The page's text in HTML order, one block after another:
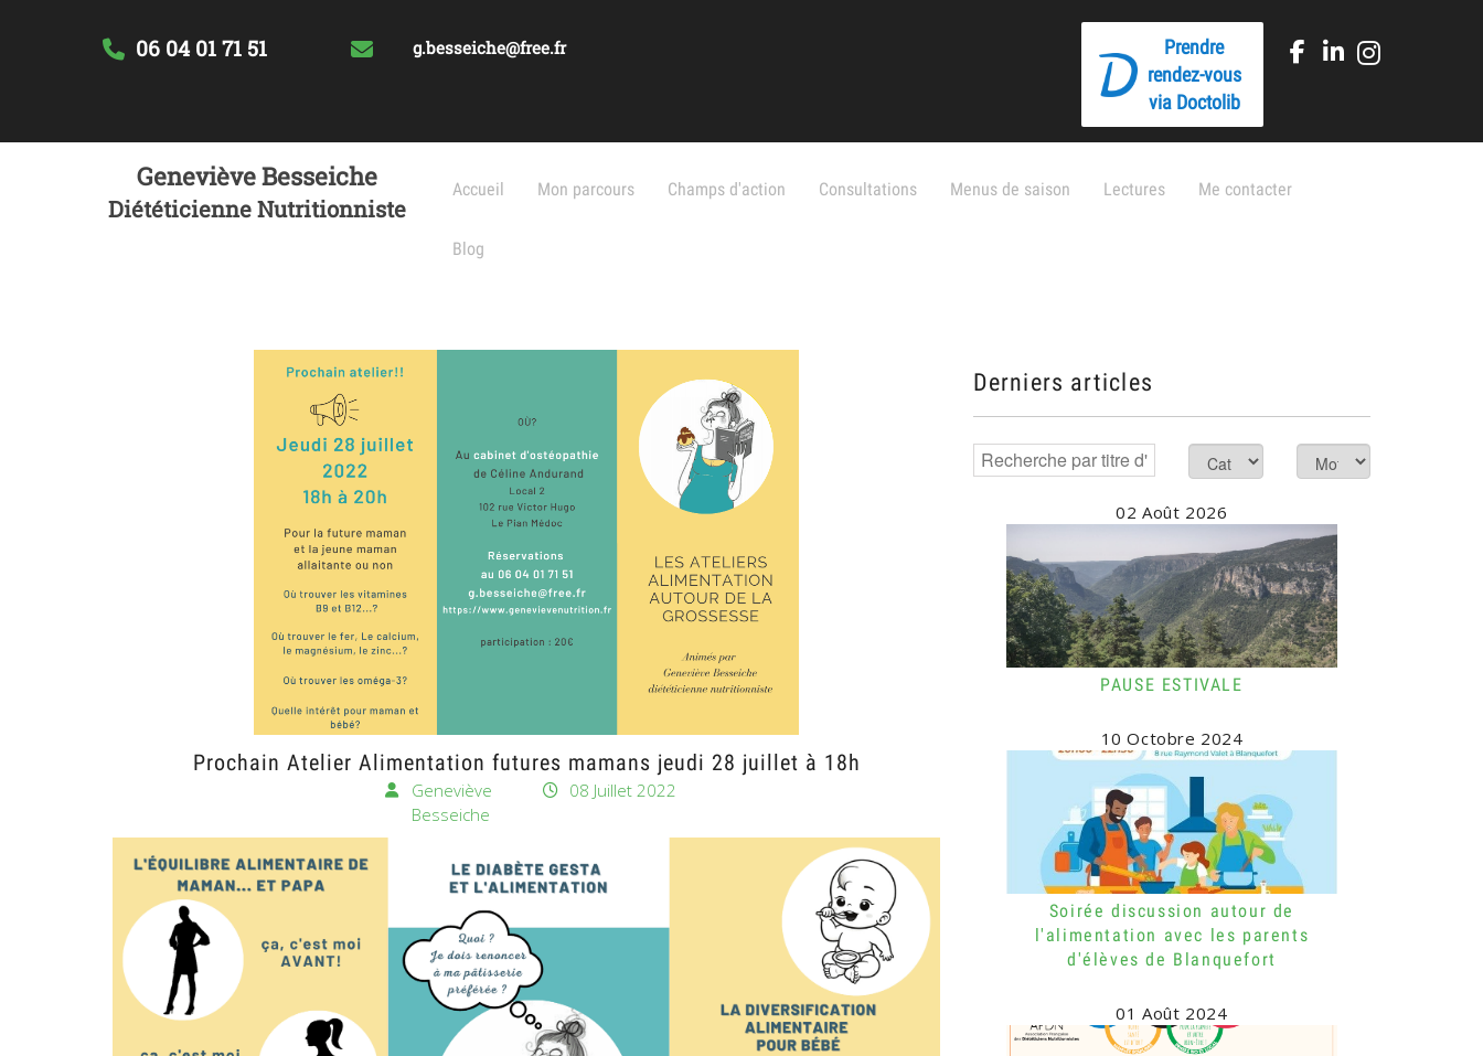
06 04 01 71 51 g.besseiche@free.fr
Prendre
rendez-vous
via Doctolib
Geneviève Besseiche
Diététicienne Nutritionniste
Accueil Mon parcours Champs d'action Consultations Menus de saison Lectures Me contacter
Blog
Prochain Atelier Alimentation futures mamans jeudi 28 juillet à 18h
Geneviève
Besseiche
08 Juillet 2022
Derniers articles
02 Août 2026
PAUSE ESTIVALE
10 Octobre 2024
Soirée discussion autour de
l'alimentation avec les parents
d'élèves de Blanquefort
01 Août 2024